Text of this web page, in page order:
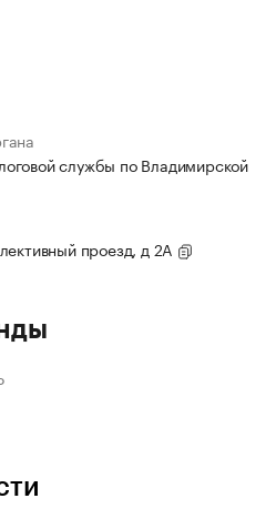
службы по Владимирской
проезд, д 2А